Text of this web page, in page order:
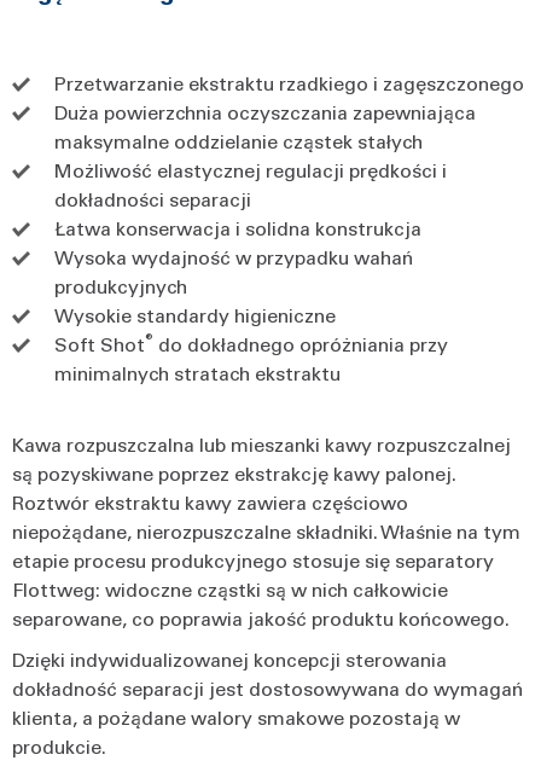
Przetwarzanie ekstraktu rzadkiego i zagęszczonego
Duża powierzchnia oczyszczania zapewniająca
maksymalne oddzielanie cząstek stałych
Możliwość elastycznej regulacji prędkości i
dokładności separacji
Łatwa konserwacja i solidna konstrukcja
Wysoka wydajność w przypadku wahań
produkcyjnych
Wysokie standardy higieniczne
Soft Shot® do dokładnego opróżniania przy
minimalnych stratach ekstraktu
Kawa rozpuszczalna lub mieszanki kawy rozpuszczalnej
są pozyskiwane poprzez ekstrakcję kawy palonej.
Roztwór ekstraktu kawy zawiera częściowo
niepożądane, nierozpuszczalne składniki. Właśnie na tym
etapie procesu produkcyjnego stosuje się separatory
Flottweg: widoczne cząstki są w nich całkowicie
separowane, co poprawia jakość produktu końcowego.
Dzięki indywidualizowanej koncepcji sterowania
dokładność separacji jest dostosowywana do wymagań
klienta, a pożądane walory smakowe pozostają w
produkcie.